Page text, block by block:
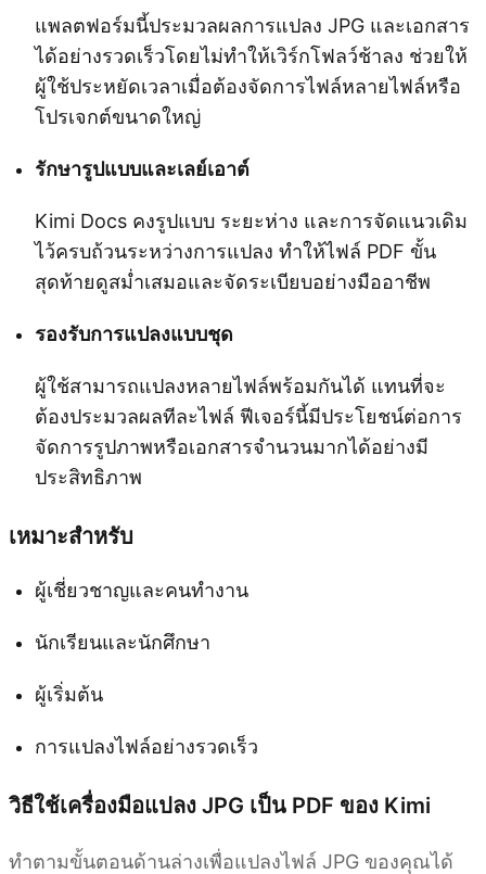
แพลตฟอร์มนี้ประมวลผลการแปลง JPG และเอกสาร
ได้อย่างรวดเร็วโดยไม่ทำให้เวิร์กโฟลว์ช้าลง ช่วยให้
ผู้ใช้ประหยัดเวลาเมื่อต้องจัดการไฟล์หลายไฟล์หรือ
โปรเจกต์ขนาดใหญ่
รักษารูปแบบและเลย์เอาต์
Kimi Docs คงรูปแบบ ระยะห่าง และการจัดแนวเดิม
ไว้ครบถ้วนระหว่างการแปลง ทำให้ไฟล์ PDF ขั้น
สุดท้ายดูสม่ำเสมอและจัดระเบียบอย่างมืออาชีพ
รองรับการแปลงแบบชุด
ผู้ใช้สามารถแปลงหลายไฟล์พร้อมกันได้ แทนที่จะ
ต้องประมวลผลทีละไฟล์ ฟีเจอร์นี้มีประโยชน์ต่อการ
จัดการรูปภาพหรือเอกสารจำนวนมากได้อย่างมี
ประสิทธิภาพ
เหมาะสำหรับ
ผู้เชี่ยวชาญและคนทำงาน
นักเรียนและนักศึกษา
ผู้เริ่มต้น
การแปลงไฟล์อย่างรวดเร็ว
วิธีใช้เครื่องมือแปลง JPG เป็น PDF ของ Kimi
ทำตามขั้นตอนด้านล่างเพื่อแปลงไฟล์ JPG ของคุณได้